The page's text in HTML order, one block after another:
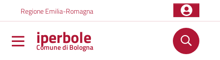
Regione Emilia-Romagna
iperbole
Comune di Bologna